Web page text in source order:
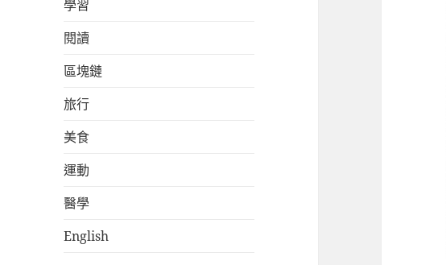
學習
閱讀
區塊鏈
旅行
美食
運動
醫學
English